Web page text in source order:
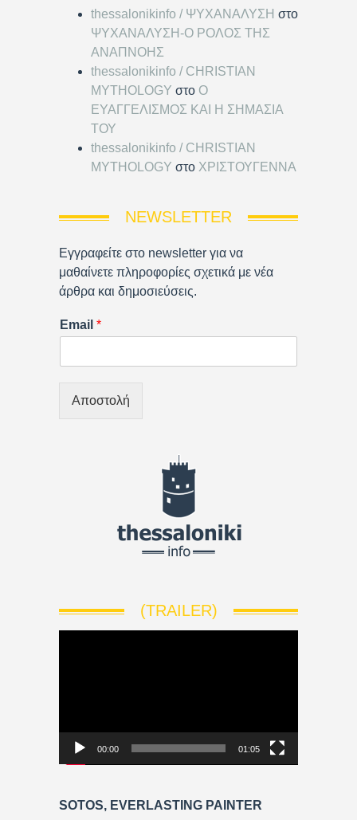
thessalonikinfo / ΨΥΧΑΝΑΛΥΣΗ στο
ΨΥΧΑΝΑΛΥΣΗ-Ο ΡΟΛΟΣ ΤΗΣ
ΑΝΑΠΝΟΗΣ
thessalonikinfo / CHRISTIAN
MYTHOLOGY στο Ο
ΕΥΑΓΓΕΛΙΣΜΟΣ ΚΑΙ Η ΣΗΜΑΣΙΑ
ΤΟΥ
thessalonikinfo / CHRISTIAN
MYTHOLOGY στο ΧΡΙΣΤΟΥΓΕΝΝΑ
NEWSLETTER
Εγγραφείτε στο newsletter για να
μαθαίνετε πληροφορίες σχετικά με νέα
άρθρα και δημοσιεύσεις.
Email *
Αποστολή
(TRAILER)
P
e
00:00 01:05
SOTOS, EVERLASTING PAINTER